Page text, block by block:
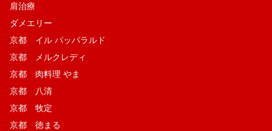
肩治療
ダメエリー
京都 イル パッパラルド
京都 メルクレディ
京都 肉料理 やま
京都 八清
京都 牧定
京都 徳まる